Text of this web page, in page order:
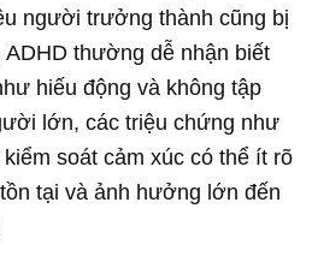
người trưởng thành cũng bị
thường dễ nhận biết
hiếu động và không tập
lớn, các triệu chứng như
soát cảm xúc có thể ít rõ
tại và ảnh hưởng lớn đến